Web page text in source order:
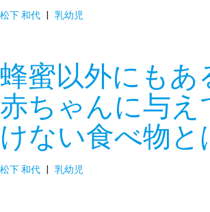
松下 和代 乳幼児
蜂蜜以外にもあ
赤ちゃんに与え
けない食べ物と
松下 和代 | 乳幼児